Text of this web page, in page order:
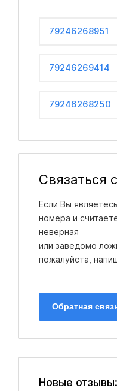
79246268951
79246269414
79246268250
Связаться
Если Вы
номера и
неверная
или заведомо
пожалуйста,
Обратная
Новые отзывы: